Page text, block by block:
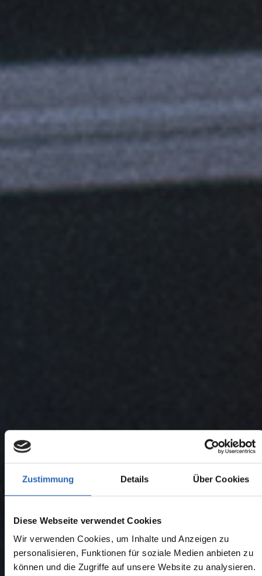
Zustimmung Details Über Cookies
Diese Webseite verwendet Cookies
Wir verwenden Cookies, um Inhalte und Anzeigen zu
personalisieren, Funktionen für soziale Medien anbieten zu
können und die Zugriffe auf unsere Website zu analysieren.